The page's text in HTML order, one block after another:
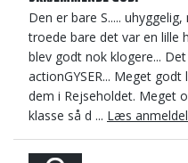
Den er bare S.....
troede bare det var en lille
blev godt nok klogere...
actionGYSER... Meget
dem i Rejseholdet. Meget
klasse så d ... Læs